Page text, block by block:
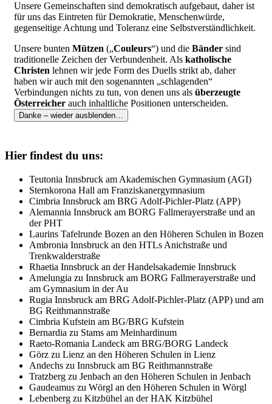
Unsere Gemeinschaften sind demokratisch aufgebaut, daher ist
für uns das Eintreten für Demokratie, Menschenwürde,
gegenseitige Achtung und Toleranz eine Selbstverständlichkeit.
Unsere bunten Mützen („Couleurs“) und die Bänder sind
traditionelle Zeichen der Verbundenheit. Als katholische
Christen lehnen wir jede Form des Duells strikt ab, daher
haben wir auch mit den sogenannten „schlagenden“
Verbindungen nichts zu tun, von denen uns als überzeugte
Österreicher auch inhaltliche Positionen unterscheiden.
Danke – wieder ausblenden…
Hier findest du uns:
Teutonia Innsbruck am Akademischen Gymnasium (AGI)
Sternkorona Hall am Franziskanergymnasium
Cimbria Innsbruck am BRG Adolf-Pichler-Platz (APP)
Alemannia Innsbruck am BORG Fallmerayerstraße und an
der PHT
Laurins Tafelrunde Bozen an den Höheren Schulen in Bozen
Ambronia Innsbruck an den HTLs Anichstraße und
Trenkwalderstraße
Rhaetia Innsbruck an der Handelsakademie Innsbruck
Amelungia zu Innsbruck am BORG Fallmerayerstraße und
am Gymnasium in der Au
Rugia Innsbruck am BRG Adolf-Pichler-Platz (APP) und am
BG Reithmannstraße
Cimbria Kufstein am BG/BRG Kufstein
Bernardia zu Stams am Meinhardinum
Raeto-Romania Landeck am BRG/BORG Landeck
Görz zu Lienz an den Höheren Schulen in Lienz
Andechs zu Innsbruck am BG Reithmannstraße
Tratzberg zu Jenbach an den Höheren Schulen in Jenbach
Gaudeamus zu Wörgl an den Höheren Schulen in Wörgl
Lebenberg zu Kitzbühel an der HAK Kitzbühel